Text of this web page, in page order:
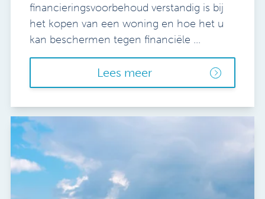
financieringsvoorbehoud verstandig is bij
het kopen van een woning en hoe het u
kan beschermen tegen financiële ...
Lees meer